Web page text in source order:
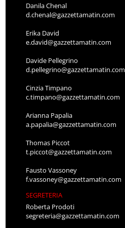
Danila Chenal
d.chenal@gazzettamatin.com
Erika David
e.david@gazzettamatin.com
Davide Pellegrino
d.pellegrino@gazzettamatin.com
Cinzia Timpano
c.timpano@gazzettamatin.com
Arianna Papalia
a.papalia@gazzettamatin.com
Thomas Piccot
t.piccot@gazzettamatin.com
Fausto Vassoney
f.vassoney@gazzettamatin.com
SEGRETERIA
Roberta Prodoti
segreteria@gazzettamatin.com